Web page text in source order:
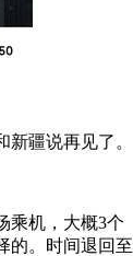
疆说再见了。
乘机，大概3个
的。时间退回至